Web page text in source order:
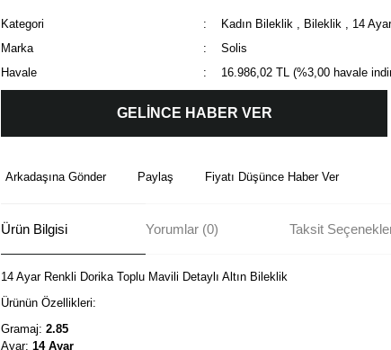
Kategori Kadın Bileklik , Bileklik , 14
Marka
Solis
Havale
16.986,02 TL (%3,00 havale
GELİNCE HABER VER
Arkadaşına Gönder Paylaş Fiyatı Düşünce Haber Ver
Ürün Bilgisi Yorumlar (0) Taksit
14 Ayar Renkli Dorika Toplu Mavili Detaylı Altın Bileklik
Ürünün Özellikleri:
Gramaj: 2.85
Ayar: 14 Ayar